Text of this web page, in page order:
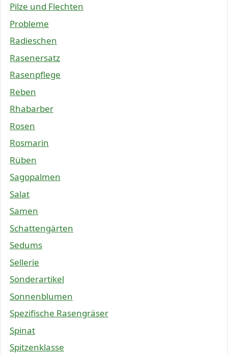
Pilze und Flechten
Probleme
Radieschen
Rasenersatz
Rasenpflege
Reben
Rhabarber
Rosen
Rosmarin
Rüben
Sagopalmen
Salat
Samen
Schattengärten
Sedums
Sellerie
Sonderartikel
Sonnenblumen
Spezifische Rasengräser
Spinat
Spitzenklasse